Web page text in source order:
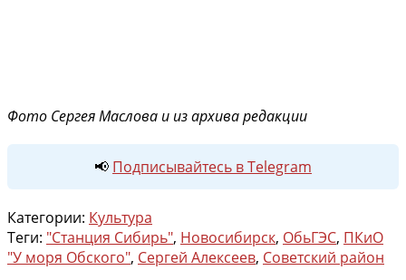
Фото Сергея Маслова и из архива редакции
📢 Подписывайтесь в Telegram
Категории: Культура
Теги: "Станция Сибирь", Новосибирск, ОбьГЭС, ПКиО
"У моря Обского", Сергей Алексеев, Советский район